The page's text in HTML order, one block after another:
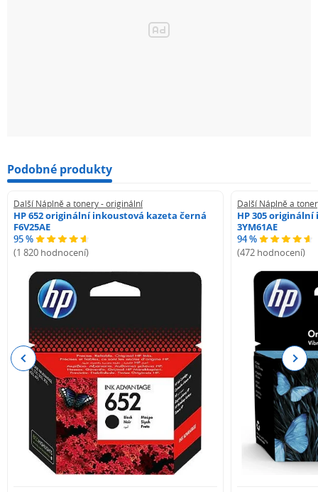
Podobné produkty
Další Náplně a tonery - originální
HP 652 originální inkoustová kazeta černá
F6V25AE
95 %
(1 820 hodnocení)
Další Náplně a
HP 305
3YM61AE
94 %
(472 hodnocení)
Previous Next